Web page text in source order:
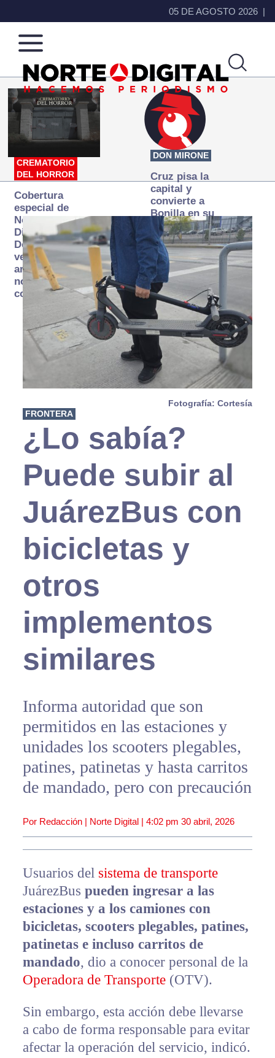
05 DE AGOSTO 2026
Norte
de
Ciudad
Más
que
noticias,
hacemos periodismo
CREMATORIO
DEL HORROR
Cobertura
especial de
Norte
Digital:
Donde la
verdad
arde… pero
no se
consume
DON MIRONE
Cruz pisa la
capital y
convierte a
Bonilla en su
primer blanco
Fotografía: Cortesía
FRONTERA
¿Lo sabía?
Puede subir al
JuárezBus con
bicicletas y
otros
implementos
similares
Informa autoridad que son
permitidos en las estaciones y
unidades los scooters plegables,
patines, patinetas y hasta carritos
de mandado, pero con precaución
Por Redacción | Norte Digital | 4:02 pm 30 abril, 2026
Usuarios del sistema de transporte
JuárezBus pueden ingresar a las
estaciones y a los camiones con
bicicletas, scooters plegables, patines,
patinetas e incluso carritos de
mandado, dio a conocer personal de la
Operadora de Transporte(OTV).
Sin embargo, esta acción debe llevarse
a cabo de forma responsable para evitar
afectar la operación del servicio, indicó.